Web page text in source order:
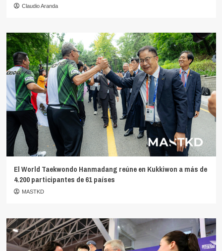
Claudio Aranda
El World Taekwondo Hanmadang reúne en Kukkiwon a más de
4.200 participantes de 61 países
MASTKD